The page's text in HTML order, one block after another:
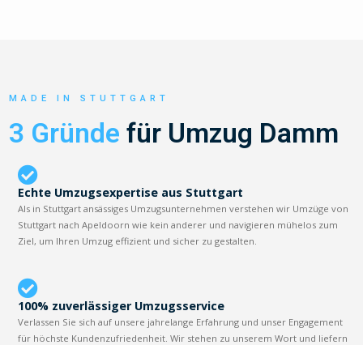
MADE IN STUTTGART
3 Gründe für Umzug Damm
Echte Umzugsexpertise aus Stuttgart
Als in Stuttgart ansässiges Umzugsunternehmen verstehen wir Umzüge von
Stuttgart nach Apeldoorn wie kein anderer und navigieren mühelos zum
Ziel, um Ihren Umzug effizient und sicher zu gestalten.
100% zuverlässiger Umzugsservice
Verlassen Sie sich auf unsere jahrelange Erfahrung und unser Engagement
für höchste Kundenzufriedenheit. Wir stehen zu unserem Wort und liefern